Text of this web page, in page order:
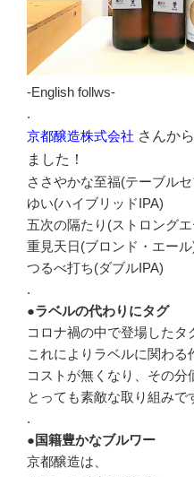
-English follws-
.
京都醸造株式会社 さんか
ました！
ささやかな至福(テーブル
ゆい(ハイブリッドIPA)
五次の隔たり(ストロング
重見天日(ブロンド・エール
つるべ打ち(ダブルIPA)
.
●ラベルの代わりにタグ
コロナ禍の中で登場したタ
これによりラベルに関わ
コストが無くなり、その分
とっても素敵な取り組みで
.
●国籍豊かなブルワー
京都醸造は、